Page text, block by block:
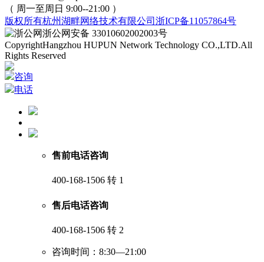
（ 周一至周日 9:00--21:00 ）
版权所有杭州湖畔网络技术有限公司 浙ICP备11057864号
浙公网安备 33010602002003号
CopyrightHangzhou HUPUN Network Technology CO.,LTD.All
Rights Reserved
咨询
电话
售前电话咨询
400-168-1506 转 1
售后电话咨询
400-168-1506 转 2
咨询时间：8:30—21:00